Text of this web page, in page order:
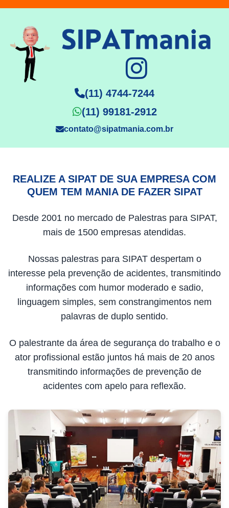
(11) 4744-7244
(11) 99181-2912
contato@sipatmania.com.br
REALIZE A SIPAT DE SUA EMPRESA COM
QUEM TEM MANIA DE FAZER SIPAT
Desde 2001 no mercado de Palestras para SIPAT,
mais de 1500 empresas atendidas.
Nossas palestras para SIPAT despertam o
interesse pela prevenção de acidentes, transmitindo
informações com humor moderado e sadio,
linguagem simples, sem constrangimentos nem
palavras de duplo sentido.
O palestrante da área de segurança do trabalho e o
ator profissional estão juntos há mais de 20 anos
transmitindo informações de prevenção de
acidentes com apelo para reflexão.